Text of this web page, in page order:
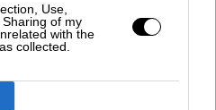
Use,
of my
with the
collected.
deben quedar claras y
los privilegios de la
de haber obtenido una
X marcada en su casilla del
justipreciar su Patrimonio,
e inmuebles. Con la